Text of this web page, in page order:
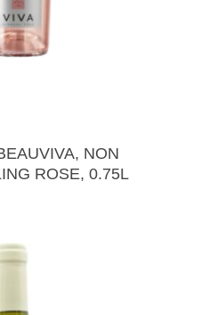
Во Кошничка
NON
ROSE, 0.75L